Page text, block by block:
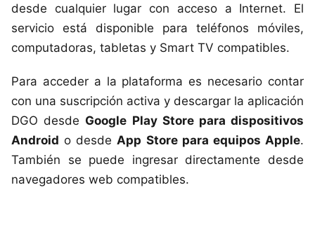
desde cualquier lugar con acceso a Internet. El
servicio está disponible para teléfonos móviles,
computadoras, tabletas y Smart TV compatibles.
Para acceder a la plataforma es necesario contar
con una suscripción activa y descargar la aplicación
DGO desde Google Play Store para dispositivos
Android o desde App Store para equipos Apple.
También se puede ingresar directamente desde
navegadores web compatibles.